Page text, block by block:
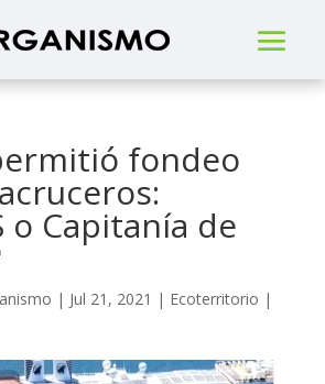
fondeo
o Capitanía de
| Jul 21, 2021 | Ecoterritorio |